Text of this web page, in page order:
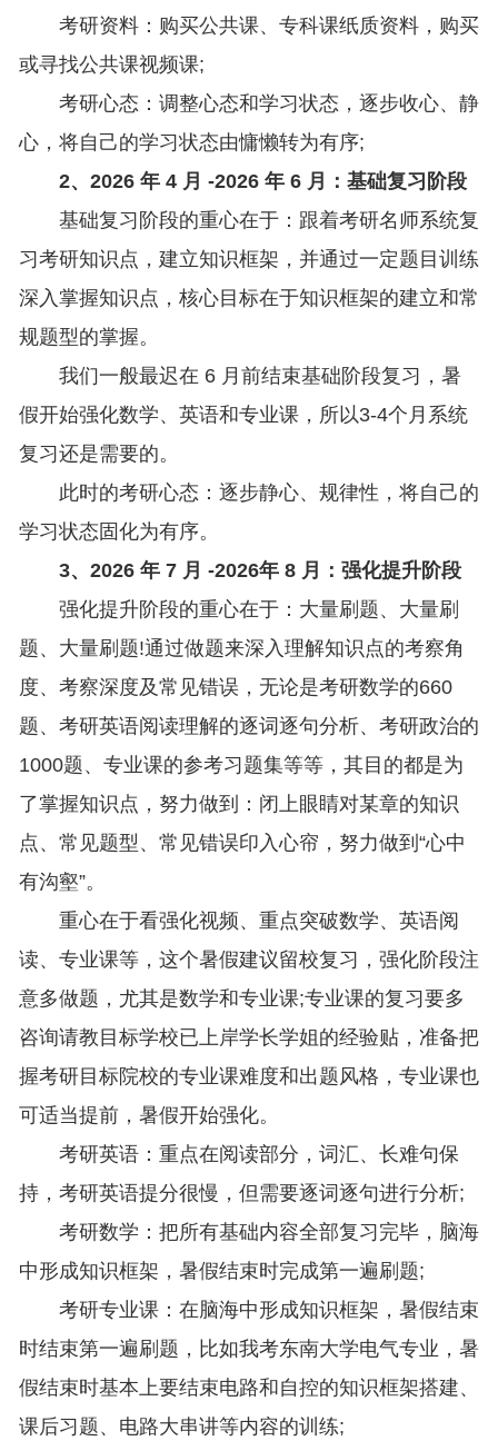
考研资料：购买公共课、专科课纸质资料，购买
或寻找公共课视频课;
考研心态：调整心态和学习状态，逐步收心、静
心，将自己的学习状态由慵懒转为有序;
2、2026 年 4 月 -2026 年 6 月：基础复习阶段
基础复习阶段的重心在于：跟着考研名师系统复
习考研知识点，建立知识框架，并通过一定题目训练
深入掌握知识点，核心目标在于知识框架的建立和常
规题型的掌握。
我们一般最迟在 6 月前结束基础阶段复习，暑
假开始强化数学、英语和专业课，所以3-4个月系统
复习还是需要的。
此时的考研心态：逐步静心、规律性，将自己的
学习状态固化为有序。
3、2026 年 7 月 -2026年 8 月：强化提升阶段
强化提升阶段的重心在于：大量刷题、大量刷
题、大量刷题!通过做题来深入理解知识点的考察角
度、考察深度及常见错误，无论是考研数学的660
题、考研英语阅读理解的逐词逐句分析、考研政治的
1000题、专业课的参考习题集等等，其目的都是为
了掌握知识点，努力做到：闭上眼睛对某章的知识
点、常见题型、常见错误印入心帘，努力做到“心中
有沟壑”。
重心在于看强化视频、重点突破数学、英语阅
读、专业课等，这个暑假建议留校复习，强化阶段注
意多做题，尤其是数学和专业课;专业课的复习要多
咨询请教目标学校已上岸学长学姐的经验贴，准备把
握考研目标院校的专业课难度和出题风格，专业课也
可适当提前，暑假开始强化。
考研英语：重点在阅读部分，词汇、长难句保
持，考研英语提分很慢，但需要逐词逐句进行分析;
考研数学：把所有基础内容全部复习完毕，脑海
中形成知识框架，暑假结束时完成第一遍刷题;
考研专业课：在脑海中形成知识框架，暑假结束
时结束第一遍刷题，比如我考东南大学电气专业，暑
假结束时基本上要结束电路和自控的知识框架搭建、
课后习题、电路大串讲等内容的训练;